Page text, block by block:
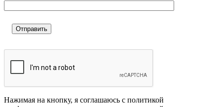
Нажимая на кнопку, я соглашаюсь с политикой